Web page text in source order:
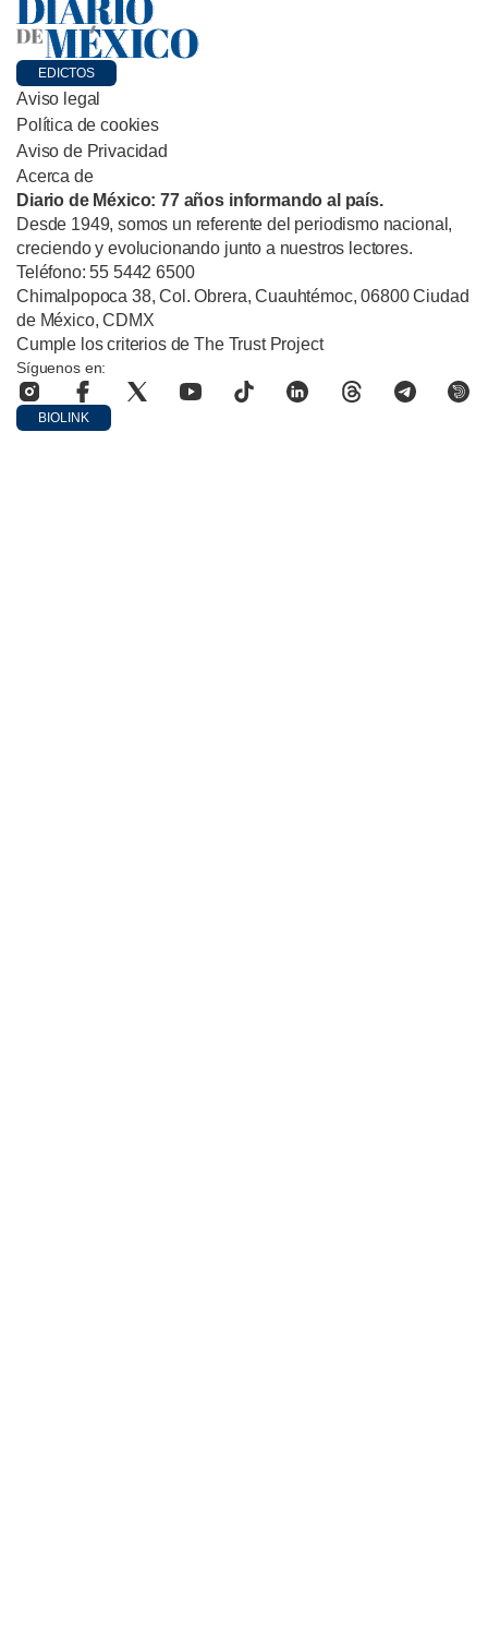
EDICTOS
Aviso legal
Política de cookies
Aviso de Privacidad
Acerca de
Diario de México: 77 años informando al país.
Desde 1949, somos un referente del periodismo nacional,
creciendo y evolucionando junto a nuestros lectores.
Teléfono: 55 5442 6500
Chimalpopoca 38, Col. Obrera, Cuauhtémoc, 06800 Ciudad
de México, CDMX
Cumple los criterios de The Trust Project
Síguenos en:
BIOLINK